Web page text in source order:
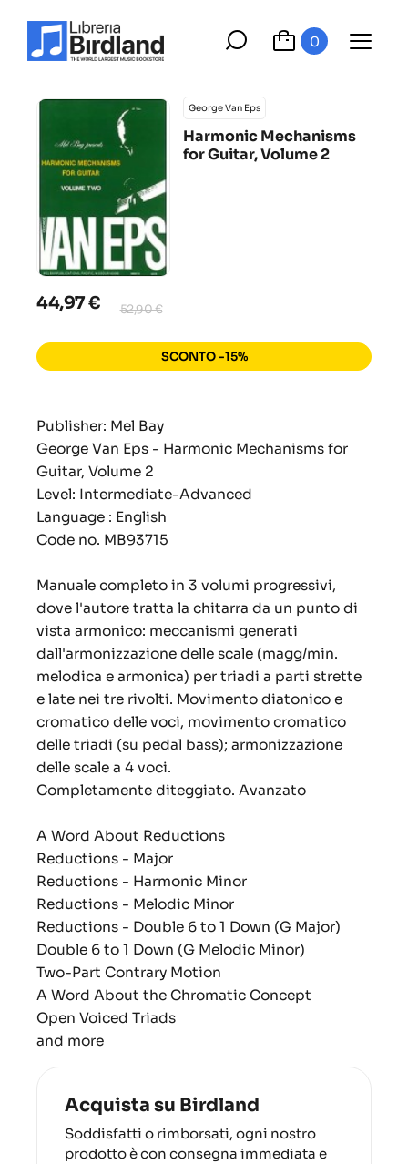
0
George Van Eps
Harmonic Mechanisms
for Guitar, Volume 2
44,97 € 52,90 €
SCONTO -15%
Publisher: Mel Bay
George Van Eps - Harmonic Mechanisms for
Guitar, Volume 2
Level: Intermediate-Advanced
Language : English
Code no. MB93715
Manuale completo in 3 volumi progressivi,
dove l'autore tratta la chitarra da un punto di
vista armonico: meccanismi generati
dall'armonizzazione delle scale (magg/min.
melodica e armonica) per triadi a parti strette
e late nei tre rivolti. Movimento diatonico e
cromatico delle voci, movimento cromatico
delle triadi (su pedal bass); armonizzazione
delle scale a 4 voci.
Completamente diteggiato. Avanzato
A Word About Reductions
Reductions - Major
Reductions - Harmonic Minor
Reductions - Melodic Minor
Reductions - Double 6 to 1 Down (G Major)
Double 6 to 1 Down (G Melodic Minor)
Two-Part Contrary Motion
A Word About the Chromatic Concept
Open Voiced Triads
and more
Acquista su Birdland
Soddisfatti o rimborsati, ogni nostro
prodotto è con consegna immediata e